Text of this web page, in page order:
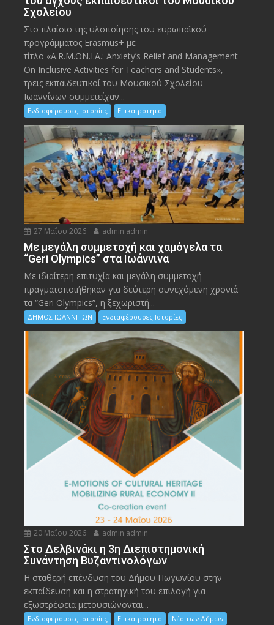
Σχολείου
Στο πλαίσιο της υλοποίησης του ευρωπαϊκού
προγράμματος Erasmus+ με
τίτλο «A.R.M.ON.I.A.: Anxiety’s Relief and Management
On Inclusive Activities for Teachers and Students»,
τρεις εκπαιδευτικοί του Μουσικού Σχολείου
Ιωαννίνων συμμετείχαν...
Ενδιαφέρουσες Ιστορίες Επικαιρότητα
27 Μαΐου 2026 admin admin
Με μεγάλη συμμετοχή και χαμόγελα τα
“Geri Olympics” στα Ιωάννινα
Με ιδιαίτερη επιτυχία και μεγάλη συμμετοχή
πραγματοποιήθηκαν για δεύτερη συνεχόμενη χρονιά
τα “Geri Olympics”, η ξεχωριστή...
ΔΗΜΟΣ ΙΩΑΝΝΙΤΩΝ Ενδιαφέρουσες Ιστορίες
20 Μαΐου 2026 admin admin
Στο Δελβινάκι η 3η Διεπιστημονική
Συνάντηση Βυζαντινολόγων
Η σταθερή επένδυση του Δήμου Πωγωνίου στην
εκπαίδευση και η στρατηγική του επιλογή για
εξωστρέφεια μετουσιώνονται...
Ενδιαφέρουσες Ιστορίες Επικαιρότητα Νέα των Δήμων